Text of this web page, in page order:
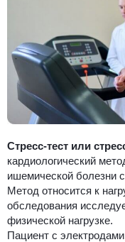
Стресс-тест или
кардиологический
ишемической болезни
Метод относится к
обследования
физической нагрузке.
Пациент с